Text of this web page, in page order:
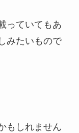
っていてもあ
みたいもので
もしれません